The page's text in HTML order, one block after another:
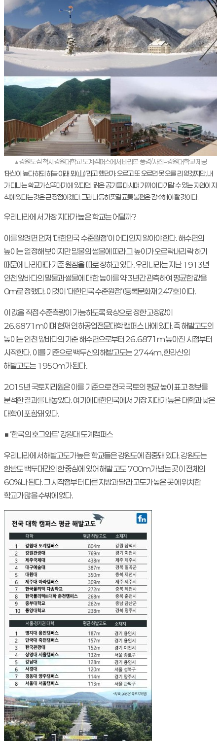
▲ 강원도 삼척시 강원대학교 도계캠퍼스에서 바라본 풍경/사진=강원대학교 제공
‘태산이 높다 하되 하늘 아래 뫼(山)’라고 했던가. 오르고 또 오르면 못 오를 리 없겠지만, 내
가 다니는 학교가 산꼭대기에 있다면.. 맑은 공기를 마시며 가까이 다가갈 수 있는 자연이 지
척에 있다는 것은 큰 장점이겠다. 그러나 등하굣길 교통 불편은 감수해야 할 것이다.
우리나라에서 가장 지대가 높은 학교는 어딜까?
이를 알려면 먼저 ‘대한민국 수준원점’이 어디인지 알아야 한다. 해수면의
높이는 일정해 보이지만 밀물의 썰물에 따라 그 높이가 오르락내리락 하기
때문에 나라마다 기준 원점을 따로 정하고 있다. 우리나라는 지난 1913년
인천 앞바다의 밀물과 썰물에 대한 높이를 약 3년간 관측하여 평균한 값을
0m로 정했다. 이것이 ‘대한민국 수준원점’(등록문화재 247호)이다.
이 값을 직접 수준측량이 가능하도록 육상으로 정한 고정값이
26.6871m이며 현재 인하공업전문대학 캠퍼스 내에 있다. 즉 해발고도의
높이는 인천 앞바다의 기준 해수면으로부터 26.6871m 높아진 시점부터
시작한다. 이를 기준으로 백두산의 해발고도는 2744m, 한라산의
해발고도는 1950m가 된다.
2015년 국토지리원은 이를 기준으로 전국 국토의 평균 높이 표고 정보를
분석한 결과를 내놓았다. 여기에 대한민국에서 가장 지대가 높은 대학과 낮은
대학이 포함돼 있다.
■ ‘한국의 호그와트’ 강원대 도계캠퍼스
우리나라에서 해발고도가 높은 학교들은 강원도에 집중돼 있다. 강원도는
한반도 백두대간의 한 중심에 있어 해발 고도 700m가 넘는 곳이 전체의
60%나 된다. 그 시작점부터 다른 지방과 달라 고도가 높은 곳에 위치한
학교가 많을 수밖에 없다.